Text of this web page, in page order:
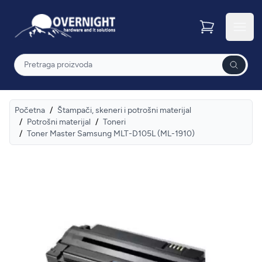
Overnight
Pretraga
Početna / Štampači, skeneri i potrošni materijal
/ Potrošni materijal / Toneri
/ Toner Master Samsung MLT-D105L (ML-1910)